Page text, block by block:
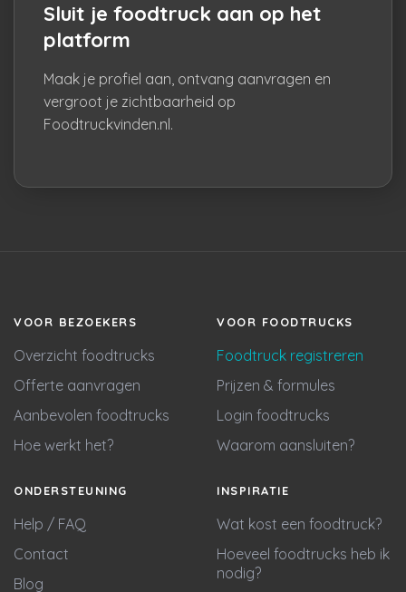
Sluit je foodtruck aan op het
platform
Maak je profiel aan, ontvang aanvragen en
vergroot je zichtbaarheid op
Foodtruckvinden.nl.
VOOR BEZOEKERS
Overzicht foodtrucks
Offerte aanvragen
Aanbevolen foodtrucks
Hoe werkt het?
VOOR FOODTRUCKS
Foodtruck registreren
Prijzen & formules
Login foodtrucks
Waarom aansluiten?
ONDERSTEUNING
Help / FAQ
Contact
Blog
INSPIRATIE
Wat kost een foodtruck?
Hoeveel foodtrucks heb ik
nodig?